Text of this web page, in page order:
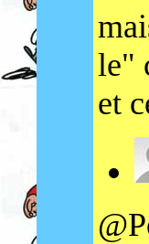
le"
et